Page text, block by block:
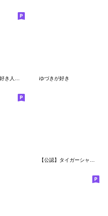
ゆづきが好き
【公認】タイガーシャークスタンプVer.2